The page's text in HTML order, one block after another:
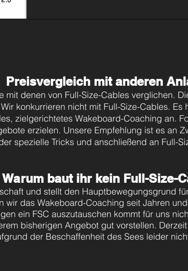
Preisvergleich mit anderen
mit denen von Full-Size-Cables verglichen.
konkurrieren nicht mit Full-Size-Cables.
zielgerichtetes Wakeboard-Coaching an.
erzielen. Unsere Empfehlung ist es an
spezielle Tricks und anschließend an Full-
Warum baut ihr kein Full-Size-
und stellt den Hauptbewegungsgrund
wir das Wakeboard-Coaching seit Jahren
ein FSC auszutauschen kommt für uns
bisherigen Angebot gut vorstellen.
der Beschaffenheit des Sees leider